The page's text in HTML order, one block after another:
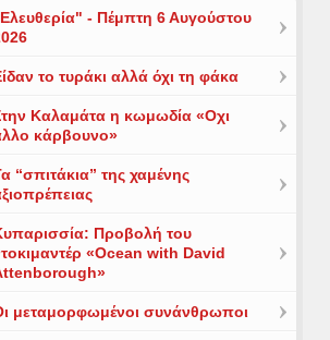
- Πέμπτη 6 Αυγούστου
το τυράκι αλλά όχι τη φάκα
Καλαμάτα η κωμωδία «Οχι
κάρβουνο»
“σπιτάκια” της χαμένης
Προβολή του
«Ocean with David
μεταμορφωμένοι συνάνθρωποι